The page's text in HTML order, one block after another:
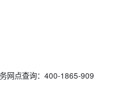
网点查询：400-1865-909